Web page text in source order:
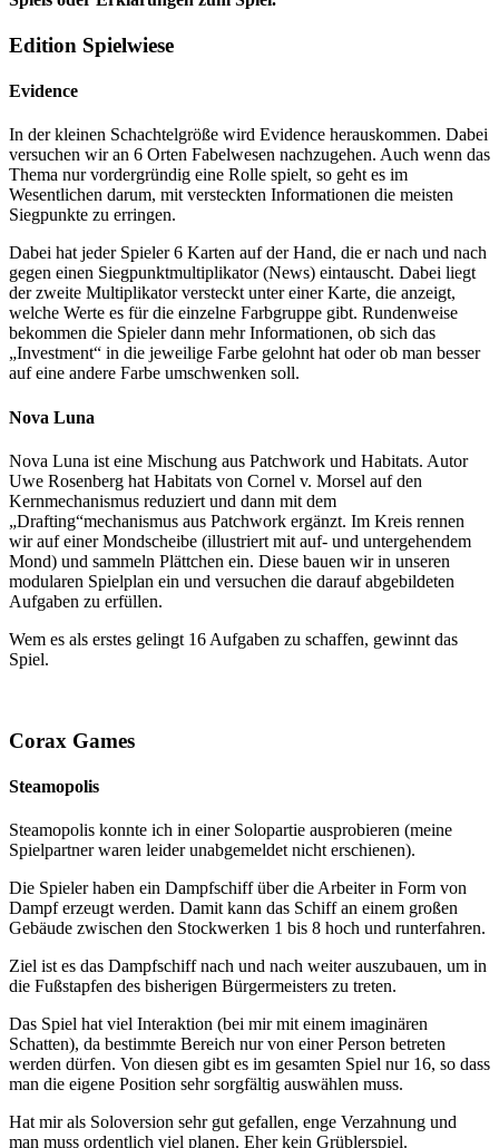
Edition Spielwiese
Evidence
In der kleinen Schachtelgröße wird Evidence herauskommen. Dabei
versuchen wir an 6 Orten Fabelwesen nachzugehen. Auch wenn das
Thema nur vordergründig eine Rolle spielt, so geht es im
Wesentlichen darum, mit versteckten Informationen die meisten
Siegpunkte zu erringen.
Dabei hat jeder Spieler 6 Karten auf der Hand, die er nach und nach
gegen einen Siegpunktmultiplikator (News) eintauscht. Dabei liegt
der zweite Multiplikator versteckt unter einer Karte, die anzeigt,
welche Werte es für die einzelne Farbgruppe gibt. Rundenweise
bekommen die Spieler dann mehr Informationen, ob sich das
„Investment“ in die jeweilige Farbe gelohnt hat oder ob man besser
auf eine andere Farbe umschwenken soll.
Nova Luna
Nova Luna ist eine Mischung aus Patchwork und Habitats. Autor
Uwe Rosenberg hat Habitats von Cornel v. Morsel auf den
Kernmechanismus reduziert und dann mit dem
„Drafting“mechanismus aus Patchwork ergänzt. Im Kreis rennen
wir auf einer Mondscheibe (illustriert mit auf- und untergehendem
Mond) und sammeln Plättchen ein. Diese bauen wir in unseren
modularen Spielplan ein und versuchen die darauf abgebildeten
Aufgaben zu erfüllen.
Wem es als erstes gelingt 16 Aufgaben zu schaffen, gewinnt das
Spiel.
Corax Games
Steamopolis
Steamopolis konnte ich in einer Solopartie ausprobieren (meine
Spielpartner waren leider unabgemeldet nicht erschienen).
Die Spieler haben ein Dampfschiff über die Arbeiter in Form von
Dampf erzeugt werden. Damit kann das Schiff an einem großen
Gebäude zwischen den Stockwerken 1 bis 8 hoch und runterfahren.
Ziel ist es das Dampfschiff nach und nach weiter auszubauen, um in
die Fußstapfen des bisherigen Bürgermeisters zu treten.
Das Spiel hat viel Interaktion (bei mir mit einem imaginären
Schatten), da bestimmte Bereich nur von einer Person betreten
werden dürfen. Von diesen gibt es im gesamten Spiel nur 16, so dass
man die eigene Position sehr sorgfältig auswählen muss.
Hat mir als Soloversion sehr gut gefallen, enge Verzahnung und
man muss ordentlich viel planen. Eher kein Grüblerspiel.